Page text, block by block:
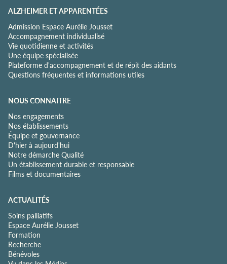
ALZHEIMER ET APPARENTÉES
Admission Espace Aurélie Jousset
Accompagnement individualisé
Vie quotidienne et activités
Une équipe spécialisée
Plateforme d'accompagnement et de répit des aidants
Questions fréquentes et informations utiles
NOUS CONNAITRE
Nos engagements
Nos établissements
Équipe et gouvernance
D'hier à aujourd'hui
Notre démarche Qualité
Un établissement durable et responsable
Films et documentaires
ACTUALITÉS
Soins palliatifs
Espace Aurélie Jousset
Formation
Recherche
Bénévoles